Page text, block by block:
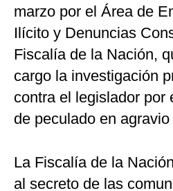
marzo por el Área de
Ilícito y Denuncias
Fiscalía de la Nación,
cargo la investigación
contra el legislador por
de peculado en
La Fiscalía de la
al secreto de las